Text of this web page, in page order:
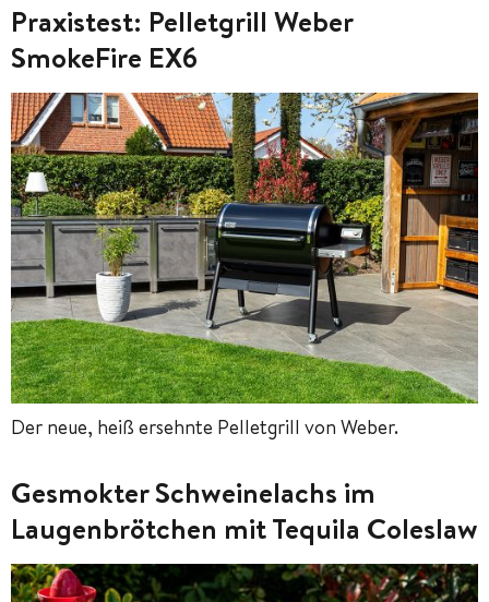
Praxistest: Pelletgrill Weber
SmokeFire EX6
Der neue, heiß ersehnte Pelletgrill von Weber.
Gesmokter Schweinelachs im
Laugenbrötchen mit Tequila Coleslaw